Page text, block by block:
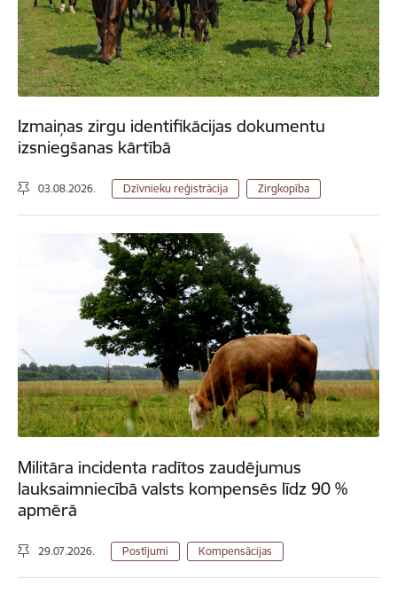
Izmaiņas zirgu identifikācijas dokumentu
izsniegšanas kārtībā
03.08.2026. Dzīvnieku reģistrācija Zirgkopība
Militāra incidenta radītos zaudējumus
lauksaimniecībā valsts kompensēs līdz 90 %
apmērā
29.07.2026. Postījumi Kompensācijas